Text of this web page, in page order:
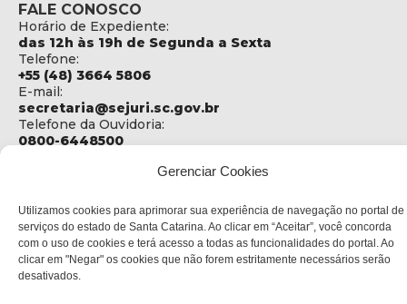
Gerenciar Cookies
Utilizamos cookies para aprimorar sua experiência de navegação no portal de
serviços do estado de Santa Catarina. Ao clicar em “Aceitar”, você concorda
com o uso de cookies e terá acesso a todas as funcionalidades do portal. Ao
clicar em "Negar" os cookies que não forem estritamente necessários serão
desativados.
FALE CONOSCO
Horário de Expediente:
das 12h às 19h de Segunda a Sexta
Telefone:
+55 (48) 3664 5806
E-mail:
secretaria@sejuri.sc.gov.br
Telefone da Ouvidoria:
0800-6448500
Social
Rua Fúlvio Aducci, 1214 - Loja 06
Bairro:
Estreito - Florianópolis - SC